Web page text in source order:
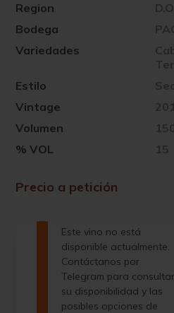
Vintage
Region
Volumen
Bodega
% VOL 15
Variedades
Estilo
Precio a petición
Este vino no está
disponible actualmente.
Contáctanos por
Telegram para consultar
su disponibilidad y las
posibles opciones de